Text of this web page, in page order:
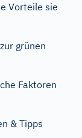
Vorteile sie
grünen
Faktoren
& Tipps